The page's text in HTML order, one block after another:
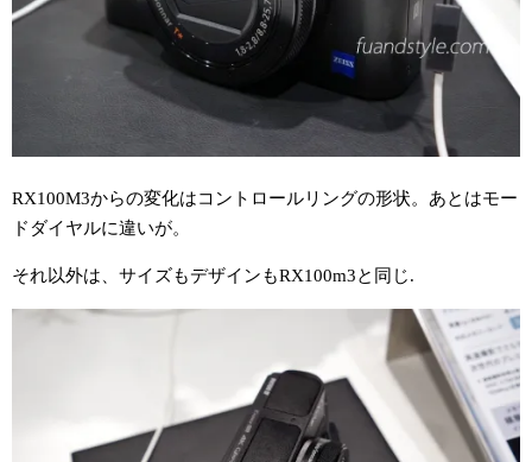
RX100M3からの変化はコントロールリングの形状。あとはモー
ドダイヤルに違いが。
それ以外は、サイズもデザインもRX100m3と同じ.